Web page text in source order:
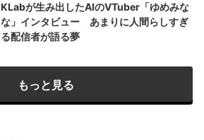
KLabが生み出したAIのVTuber「ゆめみな
な」インタビュー あまりに人間らしすぎ
る配信者が語る夢
もっと見る